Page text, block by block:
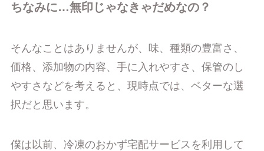
ちなみに…無印じゃなきゃだめなの？
そんなことはありませんが、味、種類の豊富さ、
価格、添加物の内容、手に入れやすさ、保管のし
やすさなどを考えると、現時点では、ベターな選
択だと思います。
僕は以前、冷凍のおかず宅配サービスを利用して